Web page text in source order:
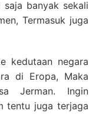
banyak sekali
Termasuk juga
kedutaan negara
di Eropa, Maka
Jerman. Ingin
tentu juga terjaga